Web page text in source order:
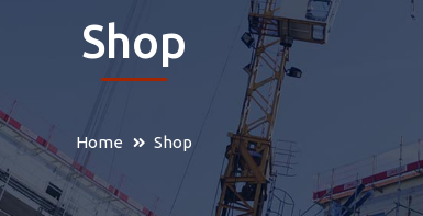
Shop
Home Shop